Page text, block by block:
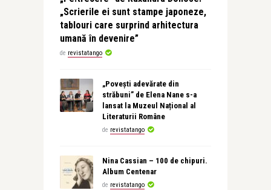
„Scrierile ei sunt stampe japoneze,
tablouri care surprind arhitectura
umană în devenire”
de revistatango
„Povești adevărate din
străbuni” de Elena Nane s-a
lansat la Muzeul Național al
Literaturii Române
de revistatango
Nina Cassian – 100 de chipuri.
Album Centenar
de revistatango